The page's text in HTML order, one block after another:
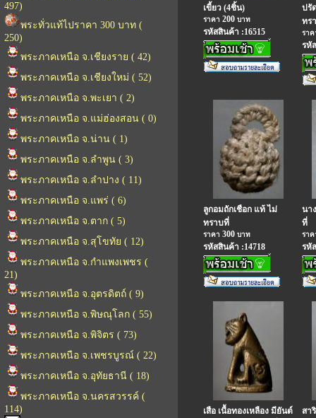
497)
พระทั่วแท้ไปราคา 300 บาท (
250)
พระภาคเหนือ จ.เชียงราย ( 42)
พระภาคเหนือ จ.เชียงใหม่ ( 52)
พระภาคเหนือ จ.พะเยา ( 2)
พระภาคเหนือ จ.แม่ฮ่องสอน ( 0)
พระภาคเหนือ จ.น่าน ( 1)
พระภาคเหนือ จ.ลำพูน ( 3)
พระภาคเหนือ จ.ลำปาง ( 11)
พระภาคเหนือ จ.แพร่ ( 6)
พระภาคเหนือ จ.ตาก ( 5)
พระภาคเหนือ จ.สุโขทัย ( 12)
พระภาคเหนือ จ.กำแพงเพชร (
21)
พระภาคเหนือ จ.อุตรดิตถ์ ( 9)
พระภาคเหนือ จ.พิษณุโลก ( 55)
พระภาคเหนือ จ.พิจิตร ( 73)
พระภาคเหนือ จ.เพชรบูรณ์ ( 22)
พระภาคเหนือ จ.อุทัยธานี ( 18)
พระภาคเหนือ จ.นครสวรรค์ (
114)
เขี้ยว (4ชิ้น)
ราคา 200 บาท
รหัสสินค้า :16515
ปรั
ทร
รา
รหั
ลูกอมถักเชือก แท้ ไม่
ทราบที่
ราคา 300 บาท
รหัสสินค้า :14718
นา
ที่
รา
รหั
เสือ เนื้อทองเหลือง มียันต์
สา